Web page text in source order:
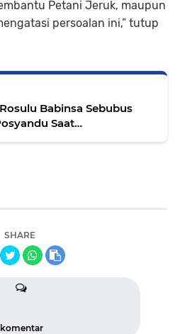
Petani Jeruk, maupun
persoalan ini,” tutup
Babinsa Sebubus
Saat
SHARE
komentar